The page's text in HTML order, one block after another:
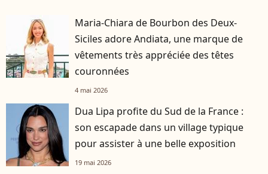
Maria-Chiara de Bourbon des Deux-
Siciles adore Andiata, une marque de
vêtements très appréciée des têtes
couronnées
4 mai 2026
Dua Lipa profite du Sud de la France :
son escapade dans un village typique
pour assister à une belle exposition
19 mai 2026